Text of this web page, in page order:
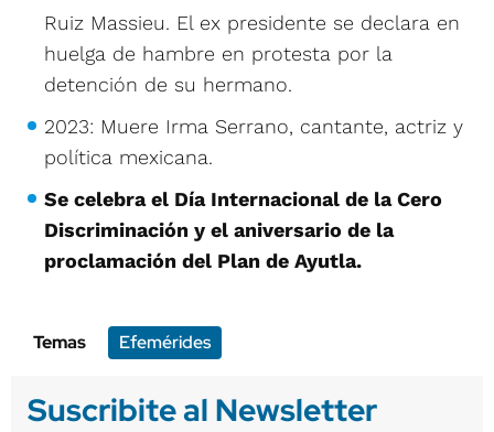
Ruiz Massieu. El ex presidente se declara en
huelga de hambre en protesta por la
detención de su hermano.
2023: Muere Irma Serrano, cantante, actriz y
política mexicana.
Se celebra el Día Internacional de la Cero
Discriminación y el aniversario de la
proclamación del Plan de Ayutla.
Temas Efemérides
Suscribite al Newsletter